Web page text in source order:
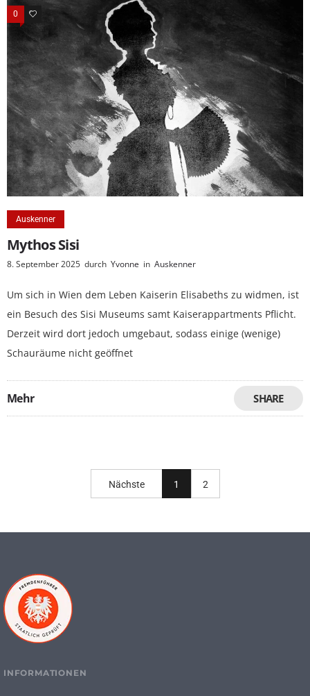
0 0
Auskenner
Mythos Sisi
8. September 2025 durch Yvonne in Auskenner
Um sich in Wien dem Leben Kaiserin Elisabeths zu widmen, ist
ein Besuch des Sisi Museums samt Kaiserappartments Pflicht.
Derzeit wird dort jedoch umgebaut, sodass einige (wenige)
Schauräume nicht geöffnet
Mehr SHARE
Nächste 1 2
INFORMATIONEN